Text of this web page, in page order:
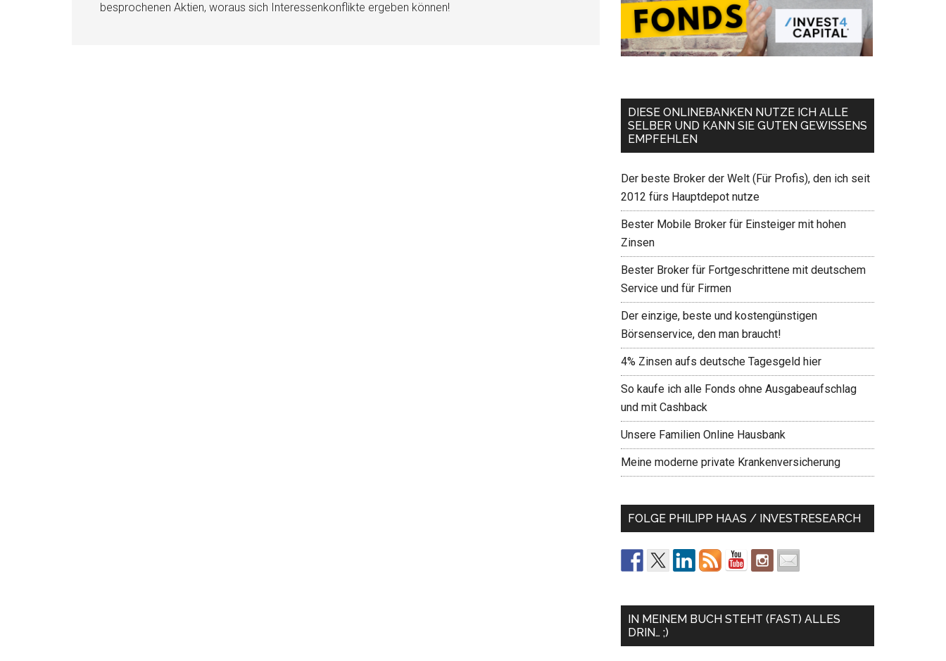
besprochenen Aktien, woraus sich Interessenkonflikte ergeben können!
DIESE ONLINEBANKEN NUTZE ICH ALLE
SELBER UND KANN SIE GUTEN GEWISSENS
EMPFEHLEN
Der beste Broker der Welt (Für Profis), den ich seit
2012 fürs Hauptdepot nutze
Bester Mobile Broker für Einsteiger mit hohen
Zinsen
Bester Broker für Fortgeschrittene mit deutschem
Service und für Firmen
Der einzige, beste und kostengünstigen
Börsenservice, den man braucht!
4% Zinsen aufs deutsche Tagesgeld hier
So kaufe ich alle Fonds ohne Ausgabeaufschlag
und mit Cashback
Unsere Familien Online Hausbank
Meine moderne private Krankenversicherung
FOLGE PHILIPP HAAS / INVESTRESEARCH
IN MEINEM BUCH STEHT (FAST) ALLES
DRIN… ;)